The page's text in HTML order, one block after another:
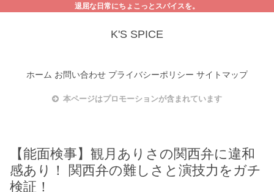
退屈な日常にちょこっとスパイスを。
K'S SPICE
ホーム お問い合わせ プライバシーポリシー サイトマップ
本ページはプロモーションが含まれています
【能面検事】観月ありさの関西弁に違和
感あり！ 関西弁の難しさと演技力をガチ
検証！